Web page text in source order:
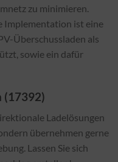
zu minimieren.
Implementation ist eine
Überschussladen als
sowie ein dafür
(17392)
Ladelösungen
übernehmen gerne
Lassen Sie sich